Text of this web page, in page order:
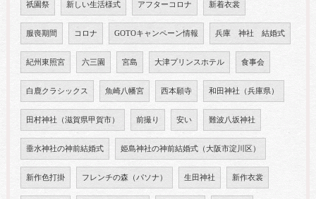
祇園祭 新しい生活様式 アフターコロナ 新着衣裳
服喪期間 コロナ GOTOキャンペーン情報 兵庫 神社 結婚式
紀州東照宮 六三園 宮島 大津プリンスホテル 食事会
白鹿クラシックス 魚崎八幡宮 西本願寺 和田神社（兵庫県）
田村神社（滋賀県甲賀市） 前撮り 安い 難波八坂神社
垂水神社の神前結婚式 姫島神社の神前結婚式（大阪市淀川区）
新作色打掛 フレンチの森（パソナ） 生田神社 新作衣裳